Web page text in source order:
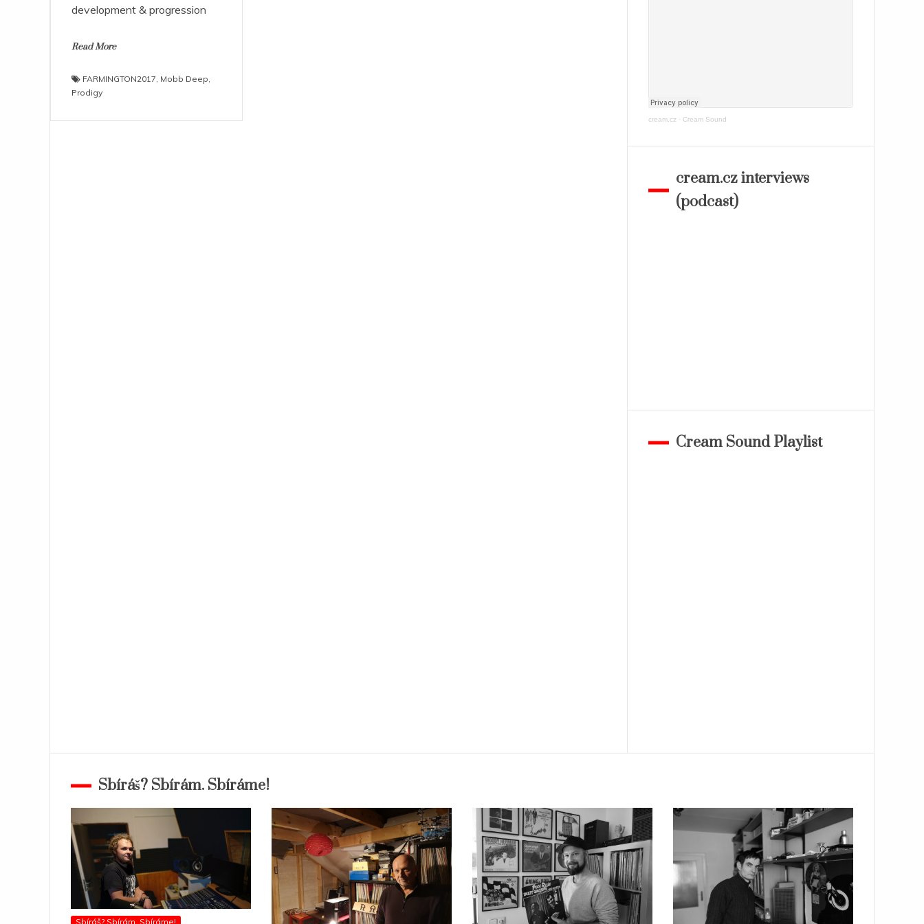
development & progression
Read More
FARMINGTON2017, Mobb Deep,
Prodigy
cream.cz · Cream Sound
cream.cz interviews
(podcast)
Cream Sound Playlist
Sbíráš? Sbírám. Sbíráme!
Sbíráš? Sbírám. Sbíráme!